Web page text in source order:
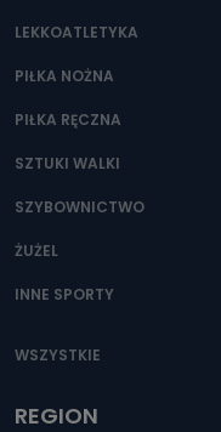
LEKKOATLETYKA
PIŁKA NOŻNA
PIŁKA RĘCZNA
SZTUKI WALKI
SZYBOWNICTWO
ŻUŻEL
INNE SPORTY
WSZYSTKIE
REGION